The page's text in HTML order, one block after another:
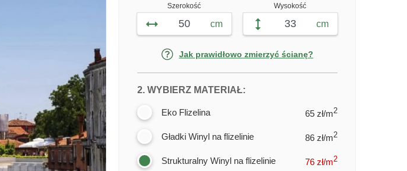
Szerokość
cm
Wysokość
cm
Jak prawidłowo zmierzyć ścianę?
2. WYBIERZ MATERIAŁ:DLA FOTOTAPETY KANAŁ
Eko Flizelina 65 zł/m2
Gładki Winyl na flizelinie 86 zł/m2
Strukturalny Winyl na flizelinie 76zł/m2